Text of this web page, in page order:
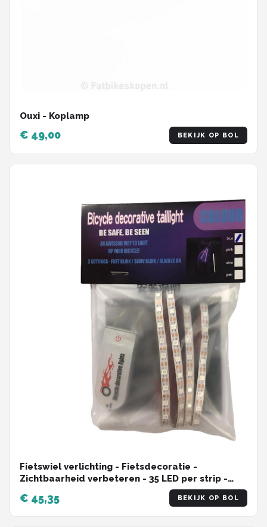
Ouxi - Koplamp
€ 49,00 BEKIJK OP BOL
Fietswiel verlichting - Fietsdecoratie -
Zichtbaarheid verbeteren - 35 LED per strip -
€ 45,35 BEKIJK OP BOL